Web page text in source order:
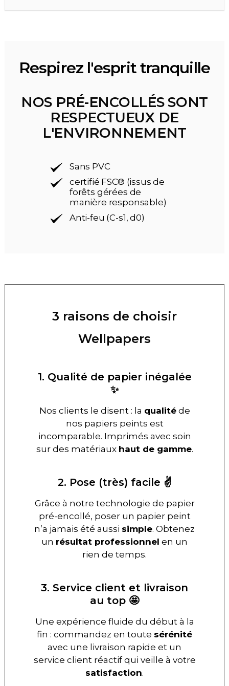
Respirez l'esprit tranquille
NOS PRÉ-ENCOLLÉS SONT
RESPECTUEUX DE
L'ENVIRONNEMENT
Sans PVC
certifié FSC® (issus de
forêts gérées de
manière responsable)
Anti-feu (C-s1, d0)
3 raisons de choisir
Wellpapers
1. Qualité de papier inégalée
✨
Nos clients le disent : la qualitéde
nos papiers peints est
incomparable. Imprimés avec soin
sur des matériaux haut de gamme.
2. Pose (très) facile ✌️
Grâce à notre technologie de papier
pré-encollé, poser un papier peint
n’a jamais été aussi simple. Obtenez
un résultat professionnel en un
rien de temps.
3. Service client et livraison
au top 🤩
Une expérience fluide du début à la
fin : commandez en toute sérénité
avec une livraison rapide et un
service client réactif qui veille à votre
satisfaction.